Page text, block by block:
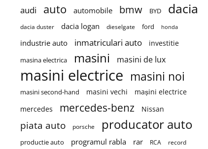
audi auto automobile bmw BYD dacia
dacia duster dacia logan dieselgate ford honda
industrie auto inmatriculari auto investitie
masina electrica masini masini de lux
masini electrice masini noi
masini second-hand masini vechi
mașini electrice
mercedes
mercedes-benz Nissan
piata auto porsche producator auto
productie auto programul rabla rar RCA record